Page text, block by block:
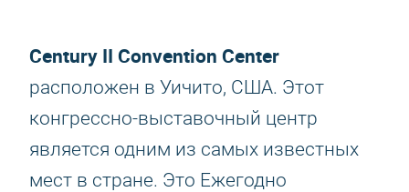
Century ІІ Convention Center
расположен в Уичито, США. Этот
конгрессно-выставочный центр
является одним из самых известных
мест в стране. Это Ежегодно